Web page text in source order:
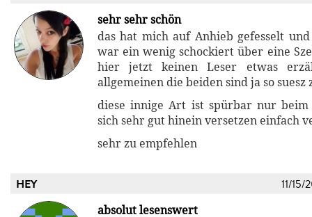
sehr sehr schön
das hat mich auf Anhieb gefesselt
war ein wenig schockiert über eine
hier jetzt keinen Leser etwas
allgemeinen die beiden sind ja so suesz
diese innige Art ist spürbar nur beim
sich sehr gut hinein versetzen einfach
sehr zu empfehlen
HEY 11/15/
absolut lesenswert